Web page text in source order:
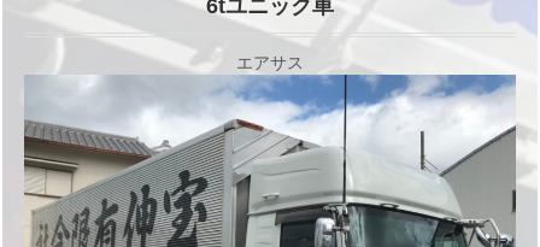
6tユニック車
エアサス